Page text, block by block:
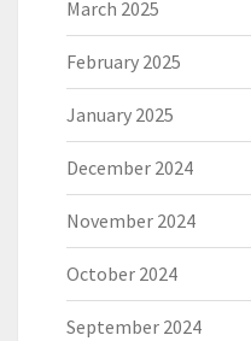
March 2025
February 2025
January 2025
December 2024
November 2024
October 2024
September 2024